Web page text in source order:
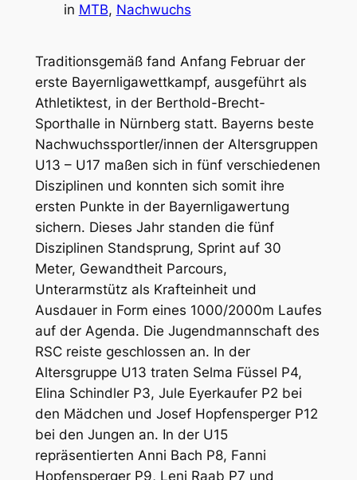
in MTB, Nachwuchs
Traditionsgemäß fand Anfang Februar der
erste Bayernligawettkampf, ausgeführt als
Athletiktest, in der Berthold-Brecht-
Sporthalle in Nürnberg statt. Bayerns beste
Nachwuchssportler/innen der Altersgruppen
U13 – U17 maßen sich in fünf verschiedenen
Disziplinen und konnten sich somit ihre
ersten Punkte in der Bayernligawertung
sichern. Dieses Jahr standen die fünf
Disziplinen Standsprung, Sprint auf 30
Meter, Gewandtheit Parcours,
Unterarmstütz als Krafteinheit und
Ausdauer in Form eines 1000/2000m Laufes
auf der Agenda. Die Jugendmannschaft des
RSC reiste geschlossen an. In der
Altersgruppe U13 traten Selma Füssel P4,
Elina Schindler P3, Jule Eyerkaufer P2 bei
den Mädchen und Josef Hopfensperger P12
bei den Jungen an. In der U15
repräsentierten Anni Bach P8, Fanni
Hopfensperger P9, Leni Raab P7 und